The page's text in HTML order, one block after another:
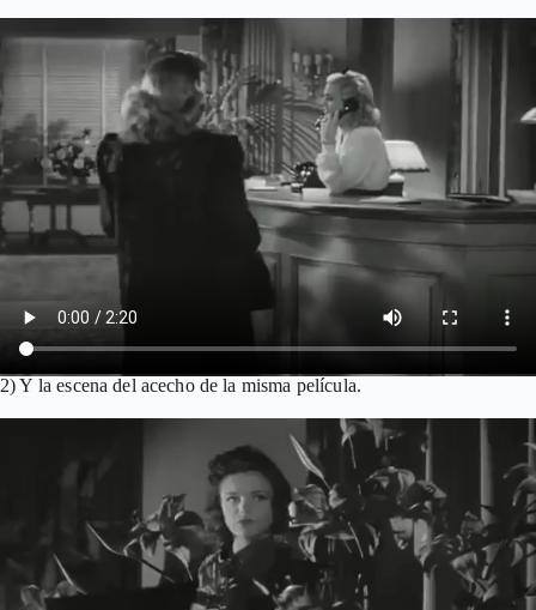
2) Y la escena del acecho de la misma película.